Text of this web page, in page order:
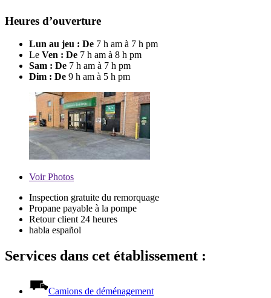
Heures d’ouverture
Lun au jeu : De 7 h am à 7 h pm
Le Ven : De 7 h am à 8 h pm
Sam : De 7 h am à 7 h pm
Dim : De 9 h am à 5 h pm
VoirPhotos
Inspection gratuite du remorquage
Propane payable à la pompe
Retour client 24 heures
habla español
Services dans cet établissement :
Camions de déménagement